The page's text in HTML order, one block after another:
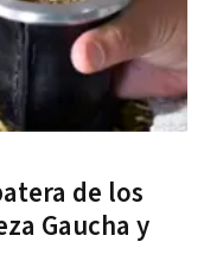
de los
Gaucha y